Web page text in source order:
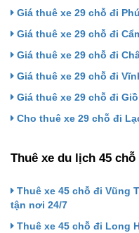
Giá thuê xe 29 chỗ đi
Giá thuê xe 29 chỗ đi
Giá thuê xe 29 chỗ đi
Giá thuê xe 29 chỗ đi
Giá thuê xe 29 chỗ đi
Cho thuê xe 29 chỗ đi
Thuê xe du lịch 45 chỗ
Thuê xe 45 chỗ đi Vũng
tận nơi 24/7
Thuê xe 45 chỗ đi Long